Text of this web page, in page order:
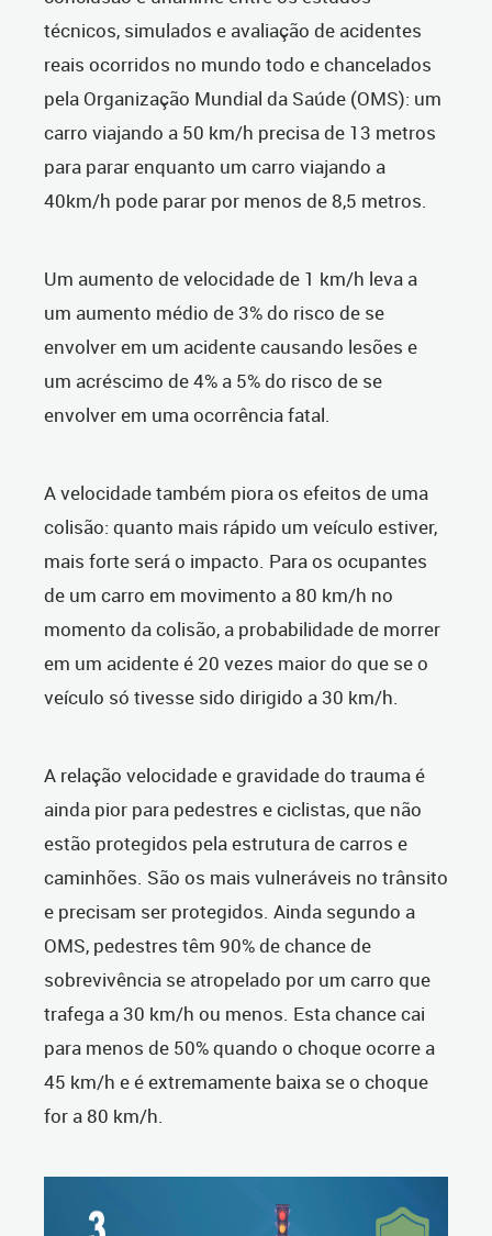
técnicos, simulados e avaliação de acidentes
reais ocorridos no mundo todo e chancelados
pela Organização Mundial da Saúde (OMS): um
carro viajando a 50 km/h precisa de 13 metros
para parar enquanto um carro viajando a
40km/h pode parar por menos de 8,5 metros.
Um aumento de velocidade de 1 km/h leva a
um aumento médio de 3% do risco de se
envolver em um acidente causando lesões e
um acréscimo de 4% a 5% do risco de se
envolver em uma ocorrência fatal.
A velocidade também piora os efeitos de uma
colisão: quanto mais rápido um veículo estiver,
mais forte será o impacto. Para os ocupantes
de um carro em movimento a 80 km/h no
momento da colisão, a probabilidade de morrer
em um acidente é 20 vezes maior do que se o
veículo só tivesse sido dirigido a 30 km/h.
A relação velocidade e gravidade do trauma é
ainda pior para pedestres e ciclistas, que não
estão protegidos pela estrutura de carros e
caminhões. São os mais vulneráveis no trânsito
e precisam ser protegidos. Ainda segundo a
OMS, pedestres têm 90% de chance de
sobrevivência se atropelado por um carro que
trafega a 30 km/h ou menos. Esta chance cai
para menos de 50% quando o choque ocorre a
45 km/h e é extremamente baixa se o choque
for a 80 km/h.